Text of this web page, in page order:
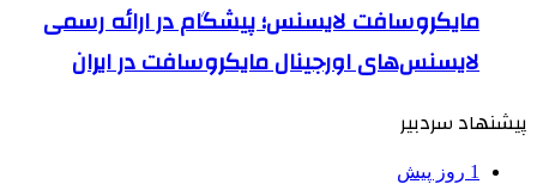
مایکروسافت لایسنس؛ پیشگام در ارائه رسمی
لایسنس‌های اورجینال مایکروسافت در ایران
پیشنهاد سردبیر
1 روز پیش